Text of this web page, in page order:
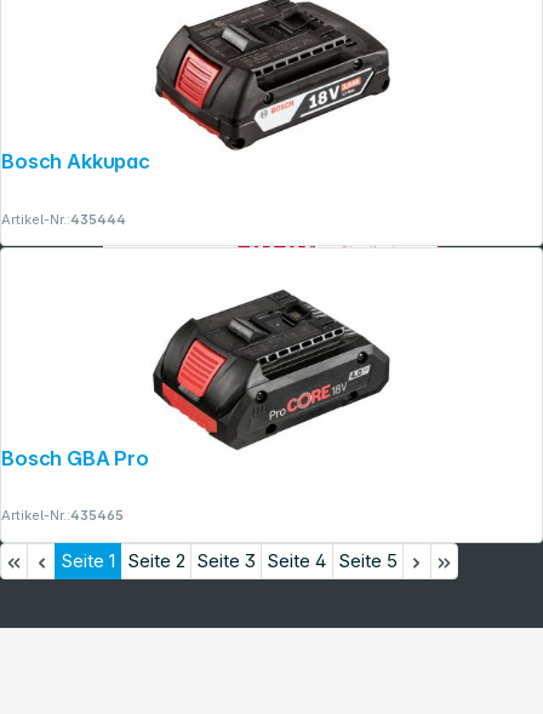
Bosch Akkupack GBA 18V 2,0 Ah
Artikel-Nr.:435444
Bosch GBA ProCORE 18V 4,0 Ah
Artikel-Nr.:435465
Seite 1 Seite 2 Seite 3 Seite 4 Seite 5